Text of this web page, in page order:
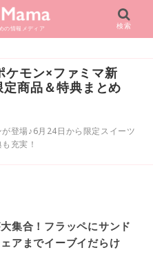
の情報メディア 検索
ケモン×ファミマ新
商品＆特典まとめ
登場♪6月24日から限定スイーツ
充実！
集合！フラッペにサンド
アまでイーブイだらけ